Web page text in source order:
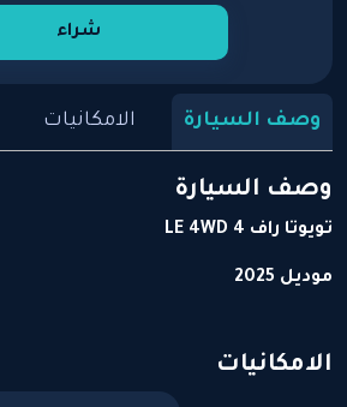
شراء
وصف السيارة الامكانيات
وصف السيارة
تويوتا راف 4 LE 4WD
موديل 2025
الامكانيات